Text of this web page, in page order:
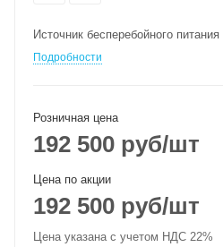
Источник бесперебойного
Подробности
Розничная цена
192 500 руб/шт
Цена по акции
192 500 руб/шт
Цена указана с учетом НДС 22%